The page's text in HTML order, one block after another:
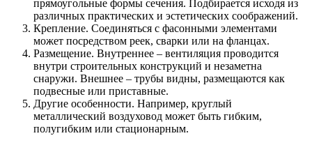
прямоугольные формы сечения. Подбирается исходя из
различных практических и эстетических соображений.
Крепление. Соединяться с фасонными элементами
может посредством реек, сварки или на фланцах.
Размещение. Внутреннее – вентиляция проводится
внутри строительных конструкций и незаметна
снаружи. Внешнее – трубы видны, размещаются как
подвесные или приставные.
Другие особенности. Например, круглый
металлический воздуховод может быть гибким,
полугибким или стационарным.